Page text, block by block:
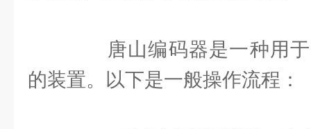
唐山编码器是一种用于
的装置。以下是一般操作流程：